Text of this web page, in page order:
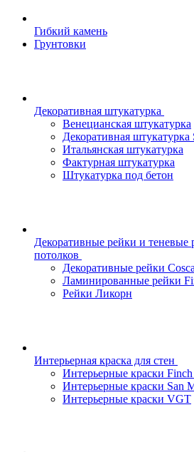
Гибкий камень
Грунтовки
Декоративная штукатурка
Венецианская штукатурка
Декоративная штукатурка
Итальянская штукатурка
Фактурная штукатурка
Штукатурка под бетон
Декоративные рейки и теневые
потолков
Декоративные рейки Cosca
Ламинированные рейки
Рейки Ликорн
Интерьерная краска для стен
Интерьерные краски
Интерьерные краски San
Интерьерные краски VGT